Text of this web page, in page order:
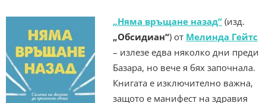
„Няма връщане назад“ (изд.
„Обсидиан“) от Мелинда Гейтс
– излезе едва няколко дни преди
Базара, но вече я бях започнала.
Книгата е изключително важна,
защото е манифест на здравия